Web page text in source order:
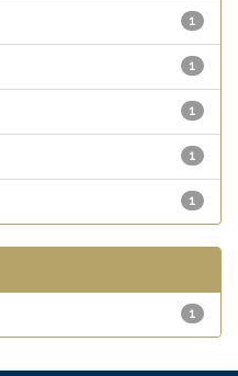
1
1
1
1
1
1